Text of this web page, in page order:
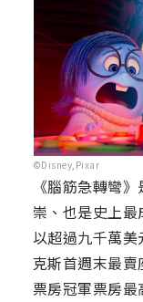
©Disney,Pixar
《腦筋急轉彎
崇、也是史上
以超過九千萬
克斯首週末最
票房冠軍票房